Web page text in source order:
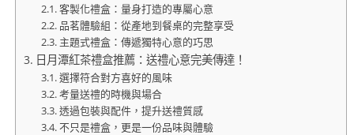
客製化禮盒：量身打造的專屬心意
品茗體驗組：從產地到餐桌的完整享受
主題式禮盒：傳遞獨特心意的巧思
日月潭紅茶禮盒推薦：送禮心意完美傳達！
選擇符合對方喜好的風味
考量送禮的時機與場合
透過包裝與配件，提升送禮質感
不只是禮盒，更是一份品味與體驗